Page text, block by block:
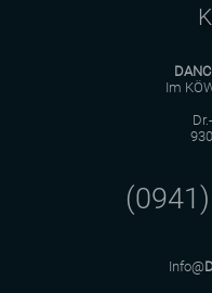
Im
Info@